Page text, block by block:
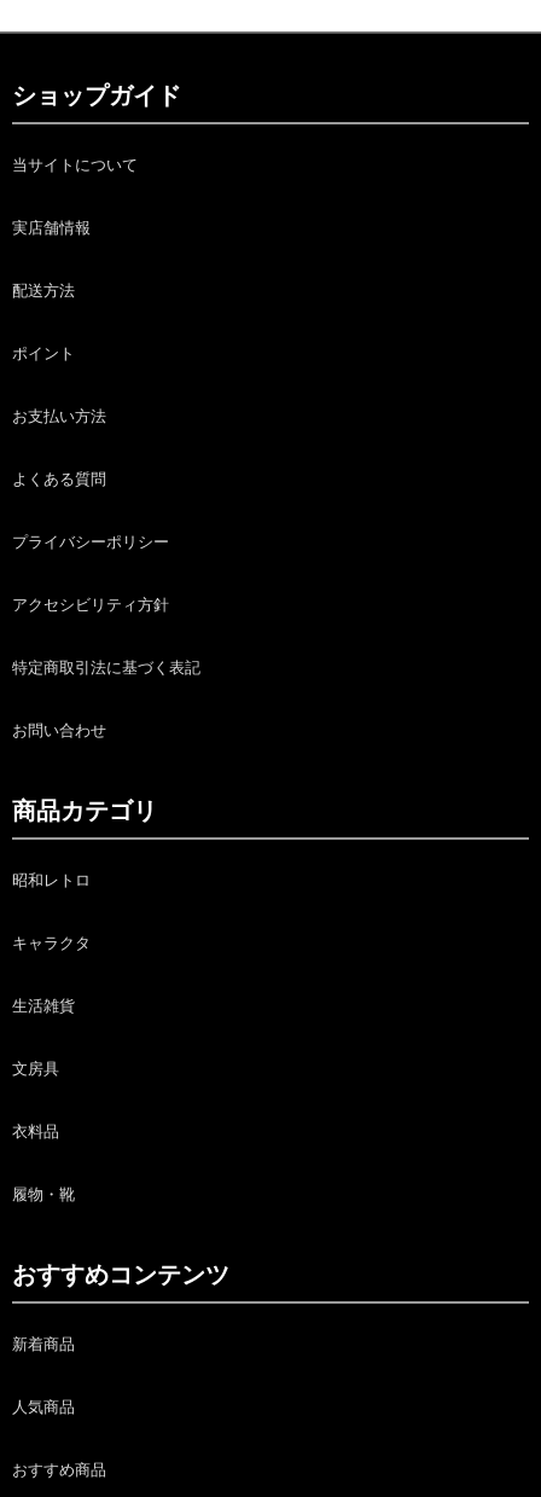
ショップガイド
当サイトについて
実店舗情報
配送方法
ポイント
お支払い方法
よくある質問
プライバシーポリシー
アクセシビリティ方針
特定商取引法に基づく表記
お問い合わせ
商品カテゴリ
昭和レトロ
キャラクタ
生活雑貨
文房具
衣料品
履物・靴
おすすめコンテンツ
新着商品
人気商品
おすすめ商品